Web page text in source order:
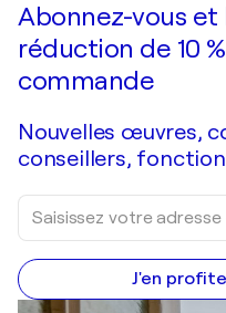
Abonnez-vous et
réduction de 10
commande
Nouvelles œuvres,
conseillers,
J'en